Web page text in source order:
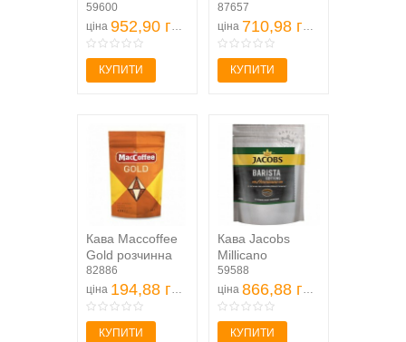
розчинна
сублімована
300г
59600
ціна 952,90 грн
КУПИТИ
розчинна
сублімована
250г
87657
ціна 710,98 грн
КУПИТИ
Кава Maccoffee
Gold розчинна
сублімована 60г
82886
ціна 194,88 грн
КУПИТИ
Кава Jacobs
Millicano
розчинна
сублімована
250г
59588
ціна 866,88 грн
КУПИТИ